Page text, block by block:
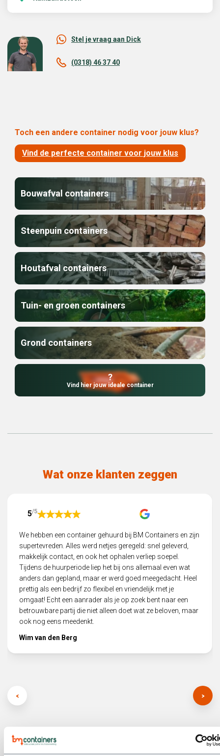
Stel je vraag aan Dick
(0318) 46 37 40
Toch een andere container nodig voor jouw klus?
Vind de perfecte container voor jouw klus
Bouwafval containers
Steenpuin containers
Houtafval containers
Tuin- en groen containers
Grond containers
?
Vind hier jouw ideale container
Wat onze klanten zeggen
5/5
We hebben een container gehuurd bij BM Containers en zijn
supertevreden. Alles werd netjes geregeld: snel geleverd,
makkelijk contact, en ook het ophalen verliep soepel.
Tijdens de huurperiode liep het bij ons allemaal even wat
anders dan gepland, maar er werd goed meegedacht. Heel
prettig als een bedrijf zo flexibel en vriendelijk met je
omgaat! Echt een aanrader als je op zoek bent naar een
betrouwbare partij die niet alleen doet wat ze beloven, maar
ook nog eens meedenkt.
Wim van den Berg